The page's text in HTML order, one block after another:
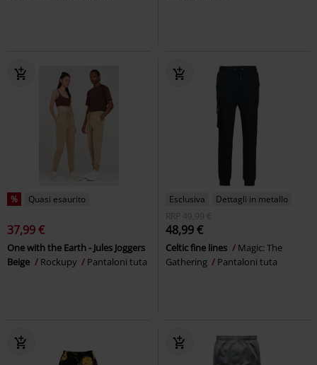
% Quasi esaurito
37,99 €
One with the Earth - Jules Joggers
Beige
Rockupy Pantaloni tuta
Esclusiva
Dettagli in metallo
RRP
49,99 €
48,99 €
Celtic fine lines
Magic: The
Gathering
Pantaloni tuta